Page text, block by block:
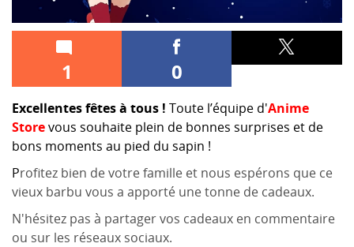
1 0
Excellentes fêtes à tous ! Toute l’équipe d'Anime
Storevous souhaite plein de bonnes surprises et de
bons moments au pied du sapin !
Profitez bien de votre famille et nous espérons que ce
vieux barbu vous a apporté une tonne de cadeaux.
N'hésitez pas à partager vos cadeaux en commentaire
ou sur les réseaux sociaux.